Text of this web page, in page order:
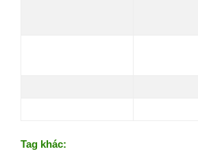
Tag khác: